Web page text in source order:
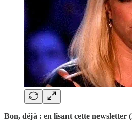
Bon, déjà : en lisant cette newsletter